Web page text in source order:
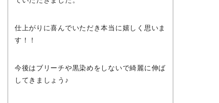
仕上がりに喜んでいただき本当に嬉しく思いま
す！！
今後はブリーチや黒染めをしないで綺麗に伸ば
してきましょう♪